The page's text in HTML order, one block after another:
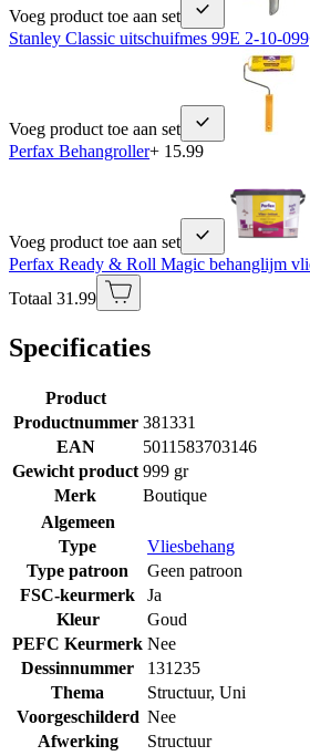
Voeg product toe aan set
Stanley Classic uitschuifmes 99E 2-10-099
Voeg product toe aan set
Perfax Behangroller+ 15.99
Voeg product toe aan set
Perfax Ready & Roll Magic behanglijm
Totaal 31.99
Specificaties
Product
Productnummer 381331
EAN
5011583703146
Gewicht product 999 gr
Merk
Boutique
Algemeen
Type
Vliesbehang
Type patroon
Geen patroon
FSC-keurmerk
Ja
Kleur
Goud
PEFC Keurmerk Nee
Dessinnummer
131235
Thema
Structuur, Uni
Voorgeschilderd Nee
Afwerking
Structuur